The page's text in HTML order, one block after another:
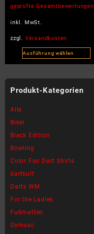
5.00
geprüfte Gesamtbewertungen
inkl. MwSt.
zzgl. Versandkosten
Ausführung wählen
Dieses
mehrere
Die
Optionen
können
Produktseite
gewählt
werden
Produkt-Kategorien
Alle
Biker
Black Edition
Bowling
Color Fun Dart Shirts
dartkult
Darts WM
For the Ladies
Fußmatten
Gymsac